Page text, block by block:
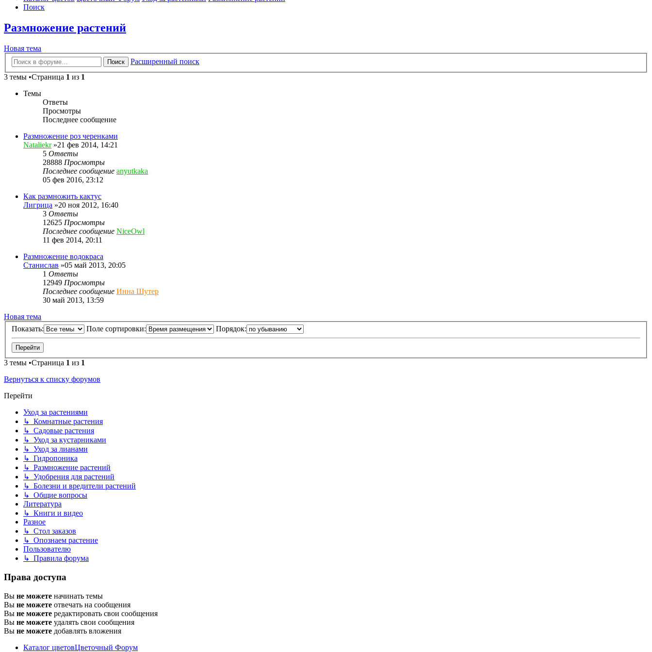
Поиск
Размножение растений
Новая тема
Поиск
Расширенный поиск
3 темы •Страница 1 из 1
Темы
Ответы
Просмотры
Последнее сообщение
Размножение роз черенками
Nataliekr»21 фев 2014, 14:21
5 Ответы
28888 Просмотры
Последнее сообщение anyutkaka
05 фев 2016, 23:12
Как размножить кактус
Лигрица »20 ноя 2012, 16:40
3 Ответы
12625 Просмотры
Последнее сообщение NiceOwl
11 фев 2014, 20:11
Размножение водокраса
Станислав »05 май 2013, 20:05
1 Ответы
12949 Просмотры
Последнее сообщение Инна Шутер
30 май 2013, 13:59
Новая тема
Показать:
Поле сортировки: Порядок:
3 темы •Страница 1 из 1
Вернуться к списку форумов
Перейти
Уход за растениями
↳ Комнатные растения
↳ Садовые растения
↳ Уход за кустарниками
↳ Уход за лианами
↳ Гидропоника
↳ Размножение растений
↳ Удобрения для растений
↳ Болезни и вредители растений
↳ Общие вопросы
Литература
↳ Книги и видео
Разное
↳ Стол заказов
↳ Опознаем растение
Пользователю
↳ Правила форума
Права доступа
Вы не можете начинать темы
Вы не можете отвечать на сообщения
Вы не можете редактировать свои сообщения
Вы не можете удалять свои сообщения
Вы не можете добавлять вложения
Каталог цветовЦветочный Форум